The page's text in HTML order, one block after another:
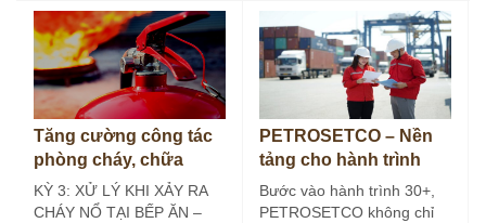
Tăng cường công tác
phòng cháy, chữa
cháy tại bếp ăn công
nghiệp (Kỳ 3)
KỲ 3: XỬ LÝ KHI XẢY RA
CHÁY NỔ TẠI BẾP ĂN –
PETROSETCO – Nền
tảng cho hành trình
30+
Bước vào hành trình 30+,
PETROSETCO không chỉ